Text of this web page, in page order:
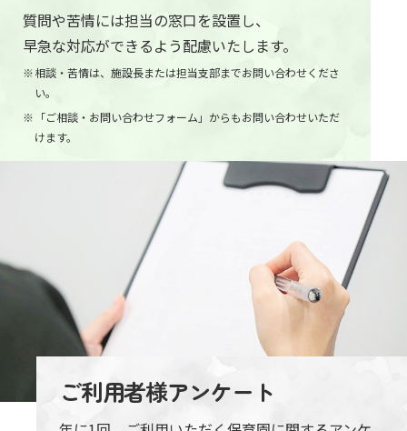
質問や苦情には担当の窓口を設置し、
早急な対応ができるよう配慮いたします。
相談・苦情は、施設長または担当支部までお問い合わせくださ
い。
「ご相談・お問い合わせフォーム」からもお問い合わせいただ
けます。
ご利用者様アンケート